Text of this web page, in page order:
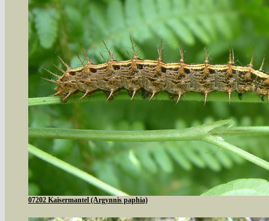
07202 Kaisermantel (Argynnis paphia)